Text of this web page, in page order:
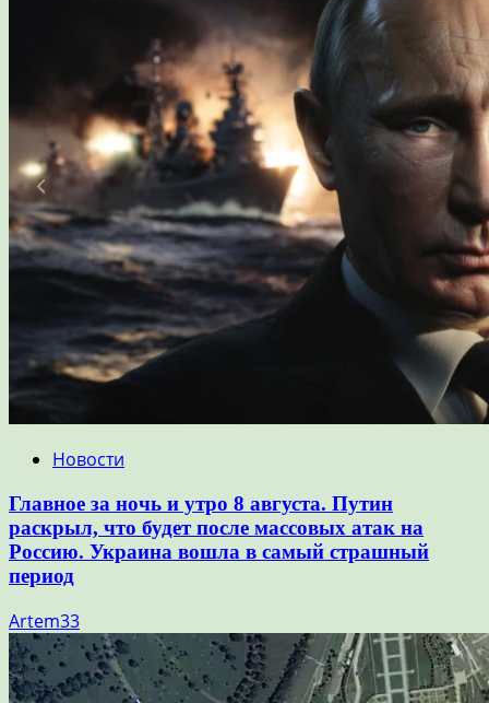
Новости
Главное за ночь и утро 8 августа. Путин
раскрыл, что будет после массовых атак на
Россию. Украина вошла в самый страшный
период
Artem33